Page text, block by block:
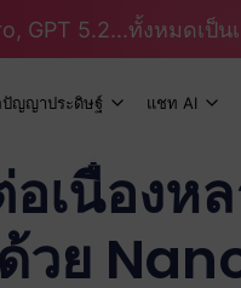
GPT 5.2...ทั้งหมดเป็น
ปัญญาประดิษฐ์ แชท AI
เนื่อง
ด้วย